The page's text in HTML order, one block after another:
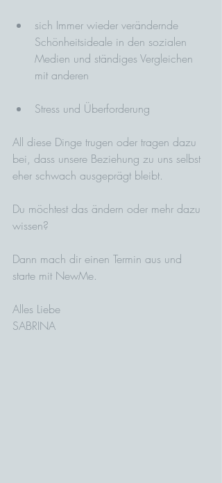
sich Immer wieder verändernde
Schönheitsideale in den sozialen
Medien und ständiges Vergleichen
mit anderen
Stress und Überforderung
All diese Dinge trugen oder tragen dazu
bei, dass unsere Beziehung zu uns selbst
eher schwach ausgeprägt bleibt.
Du möchtest das ändern oder mehr dazu
wissen?
Dann mach dir einen Termin aus und
starte mit NewMe.
Alles Liebe
SABRINA